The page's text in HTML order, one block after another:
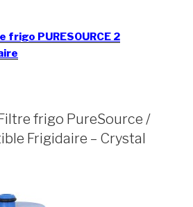
PURESOURCE 2
frigo PureSource /
Frigidaire – Crystal